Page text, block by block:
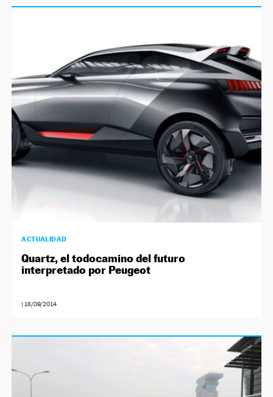
ACTUALIDAD
Quartz, el todocamino del futuro
interpretado por Peugeot
| 18/09/2014